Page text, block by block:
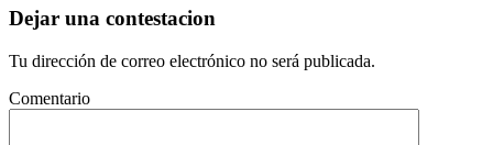
Dejar una contestacion
Tu dirección de correo electrónico no será publicada.
Comentario